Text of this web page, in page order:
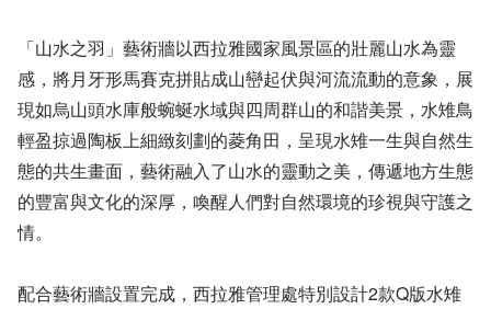
「山水之羽」藝術牆以西拉雅國家風景區的壯麗山水為靈
感，將月牙形馬賽克拼貼成山巒起伏與河流流動的意象，展
現如烏山頭水庫般蜿蜒水域與四周群山的和諧美景，水雉鳥
輕盈掠過陶板上細緻刻劃的菱角田，呈現水雉一生與自然生
態的共生畫面，藝術融入了山水的靈動之美，傳遞地方生態
的豐富與文化的深厚，喚醒人們對自然環境的珍視與守護之
情。
配合藝術牆設置完成，西拉雅管理處特別設計2款Q版水雉